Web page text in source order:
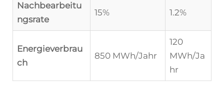
Nachbearbeitu
ngsrate
15% 1.2%
Energieverbrau
ch
850 MWh/Jahr
120
MWh/Ja
hr